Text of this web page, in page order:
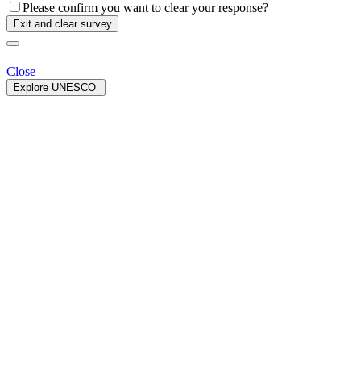
Please confirm you want to clear your response?
Exit and clear survey
Close
Explore UNESCO